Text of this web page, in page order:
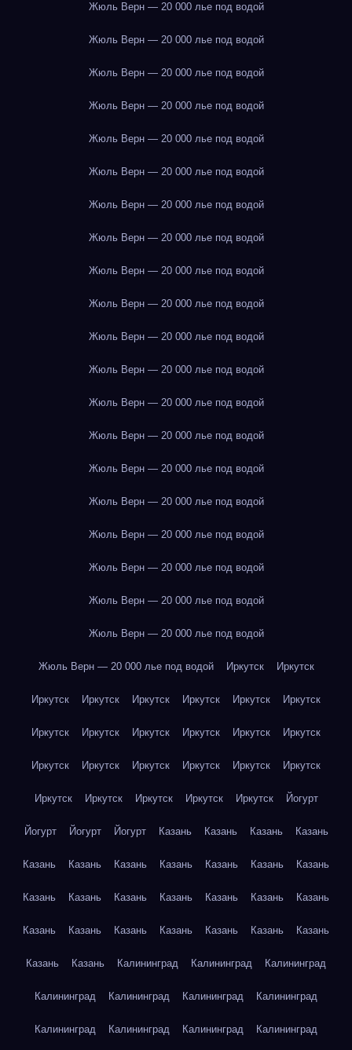
Жюль Верн — 20 000 лье под водой
Жюль Верн — 20 000 лье под водой
Жюль Верн — 20 000 лье под водой
Жюль Верн — 20 000 лье под водой
Жюль Верн — 20 000 лье под водой
Жюль Верн — 20 000 лье под водой
Жюль Верн — 20 000 лье под водой
Жюль Верн — 20 000 лье под водой
Жюль Верн — 20 000 лье под водой
Жюль Верн — 20 000 лье под водой
Жюль Верн — 20 000 лье под водой
Жюль Верн — 20 000 лье под водой
Жюль Верн — 20 000 лье под водой
Жюль Верн — 20 000 лье под водой
Жюль Верн — 20 000 лье под водой
Жюль Верн — 20 000 лье под водой
Жюль Верн — 20 000 лье под водой
Жюль Верн — 20 000 лье под водой
Жюль Верн — 20 000 лье под водой
Жюль Верн — 20 000 лье под водой
Жюль Верн — 20 000 лье под водой Иркутск Иркутск
Иркутск Иркутск Иркутск Иркутск Иркутск Иркутск
Иркутск Иркутск Иркутск Иркутск Иркутск Иркутск
Иркутск Иркутск Иркутск Иркутск Иркутск Иркутск
Иркутск Иркутск Иркутск Иркутск Иркутск Йогурт
Йогурт Йогурт Йогурт Казань Казань Казань Казань
Казань Казань Казань Казань Казань Казань Казань
Казань Казань Казань Казань Казань Казань Казань
Казань Казань Казань Казань Казань Казань Казань
Казань Казань Калининград Калининград Калининград
Калининград Калининград Калининград Калининград
Калининград Калининград Калининград Калининград